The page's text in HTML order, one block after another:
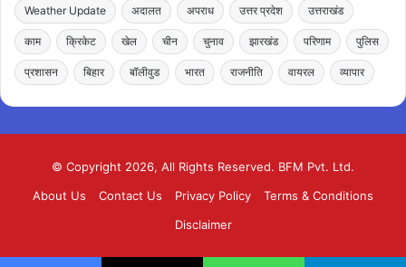
Weather Update अदालत अपराध उत्तर प्रदेश उत्तराखंड
काम क्रिकेट खेल चीन चुनाव झारखंड परिणाम पुलिस
प्रशासन बिहार बॉलीवुड भारत राजनीति वायरल व्यापार
© Copyright 2026, All Rights Reserved. BFM Pvt. Ltd.
About Us
Contact Us Privacy Policy
Terms & Conditions
Disclaimer